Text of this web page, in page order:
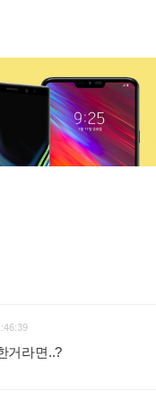
거라면..?